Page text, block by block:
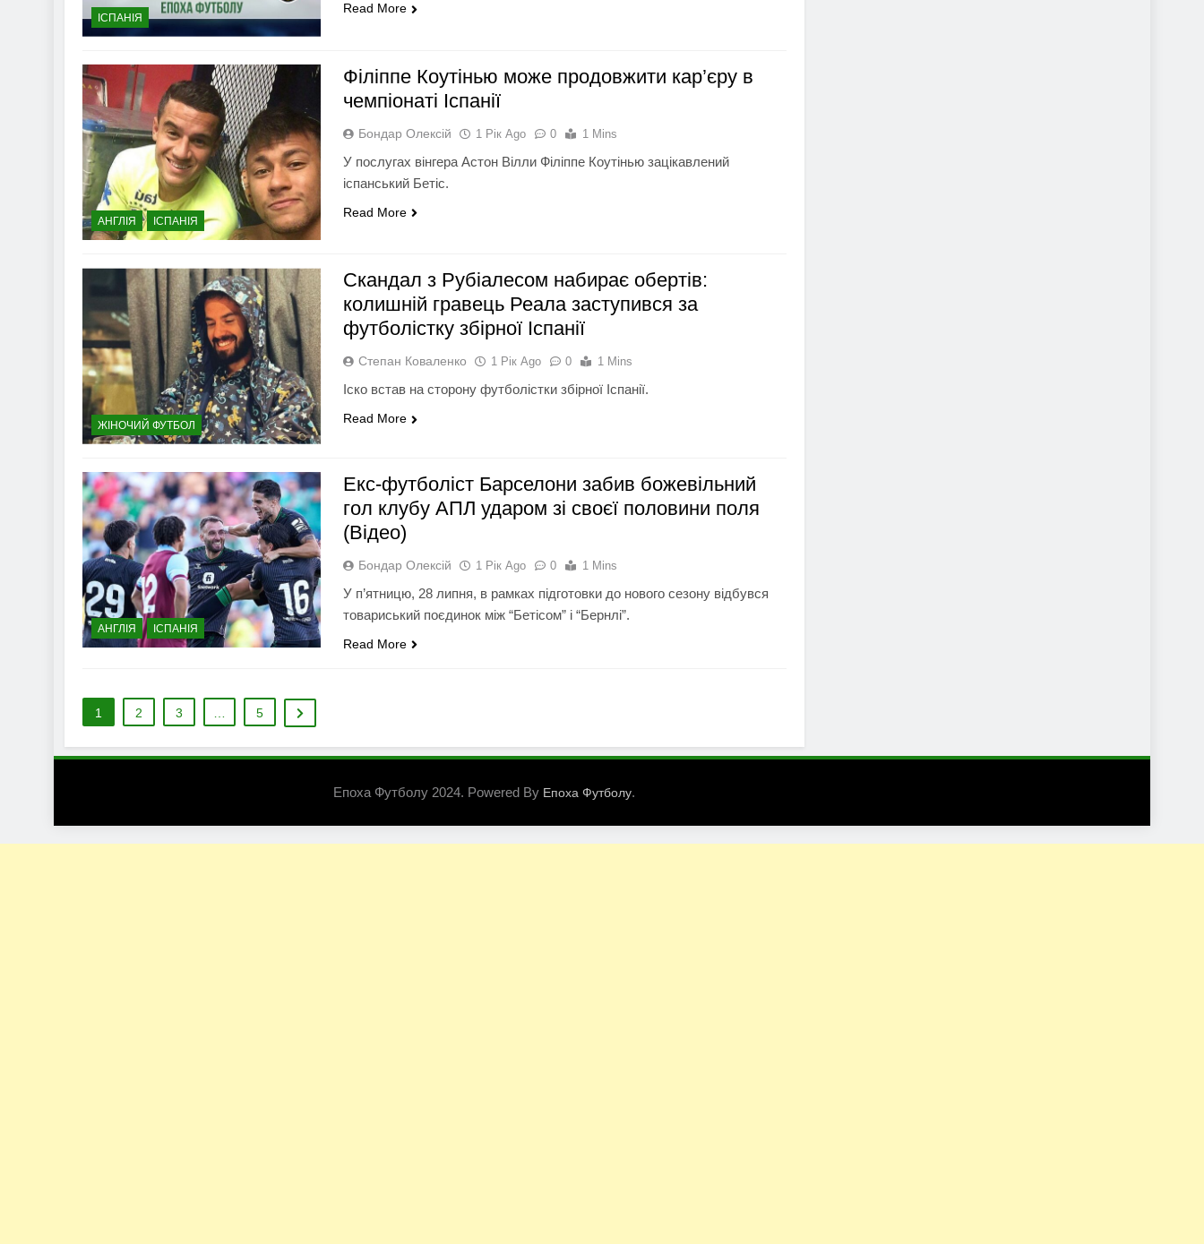
ІСПАНІЯ
Read More
АНГЛІЯ ІСПАНІЯ
Філіппе Коутінью може продовжити кар’єру в
чемпіонаті Іспанії
Бондар Олексій 1 Рік Ago 0 1 Mins
У послугах вінгера Астон Вілли Філіппе Коутінью зацікавлений
іспанський Бетіс.
Read More
ЖІНОЧИЙ ФУТБОЛ
Скандал з Рубіалесом набирає обертів:
колишній гравець Реала заступився за
футболістку збірної Іспанії
Степан Коваленко 1 Рік Ago 0 1 Mins
Іско встав на сторону футболістки збірної Іспанії.
Read More
АНГЛІЯ ІСПАНІЯ
Екс-футболіст Барселони забив божевільний
гол клубу АПЛ ударом зі своєї половини поля
(Відео)
Бондар Олексій 1 Рік Ago 0 1 Mins
У п’ятницю, 28 липня, в рамках підготовки до нового сезону відбувся
товариський поєдинок між “Бетісом” і “Бернлі”.
Read More
1 2 3 5
Епоха Футболу 2024. Powered By Епоха Футболу.